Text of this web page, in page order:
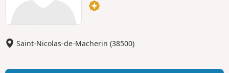
Saint-Nicolas-de-Macherin (38500)